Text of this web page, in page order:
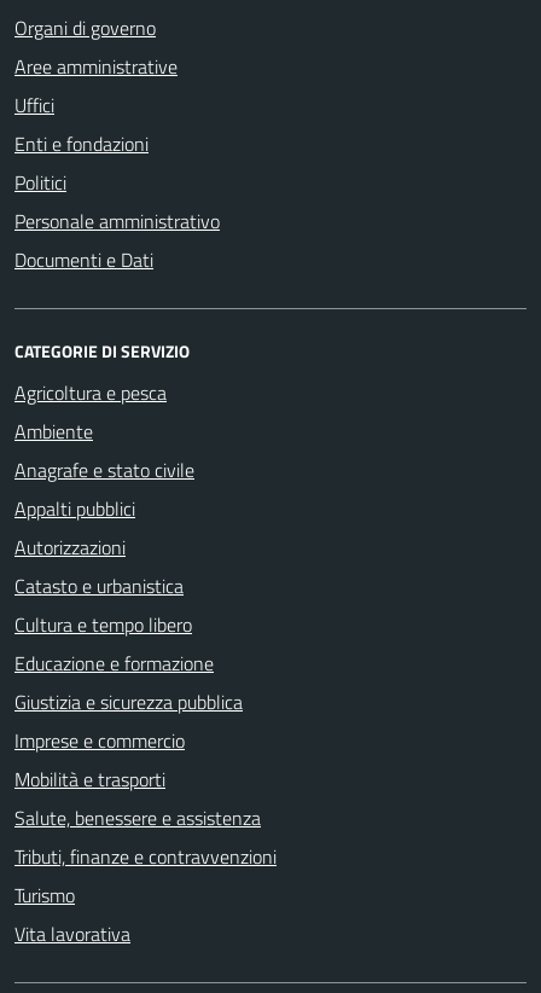
Organi di governo
Aree amministrative
Uffici
Enti e fondazioni
Politici
Personale amministrativo
Documenti e Dati
CATEGORIE DI SERVIZIO
Agricoltura e pesca
Ambiente
Anagrafe e stato civile
Appalti pubblici
Autorizzazioni
Catasto e urbanistica
Cultura e tempo libero
Educazione e formazione
Giustizia e sicurezza pubblica
Imprese e commercio
Mobilità e trasporti
Salute, benessere e assistenza
Tributi, finanze e contravvenzioni
Turismo
Vita lavorativa